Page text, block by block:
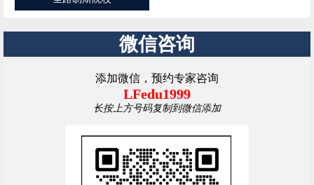
微信咨询
添加微信，预约专家咨询
LFedu1999
长按上方号码复制到微信添加